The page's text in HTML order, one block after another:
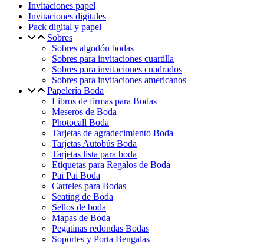
Invitaciones papel
Invitaciones digitales
Pack digital y papel
Sobres
Sobres algodón bodas
Sobres para invitaciones cuartilla
Sobres para invitaciones cuadrados
Sobres para invitaciones americanos
Papelería Boda
Libros de firmas para Bodas
Meseros de Boda
Photocall Boda
Tarjetas de agradecimiento Boda
Tarjetas Autobús Boda
Tarjetas lista para boda
Etiquetas para Regalos de Boda
Pai Pai Boda
Carteles para Bodas
Seating de Boda
Sellos de boda
Mapas de Boda
Pegatinas redondas Bodas
Soportes y Porta Bengalas